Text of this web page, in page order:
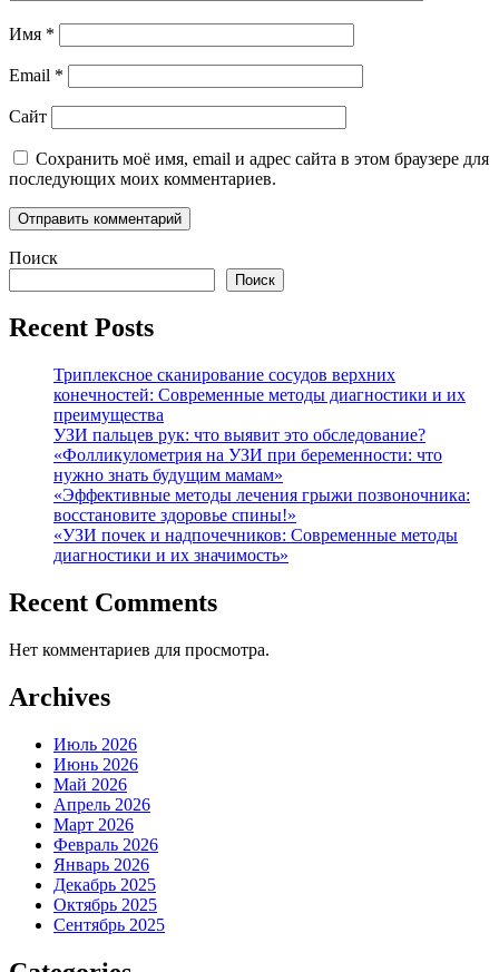
Имя *
Email *
Сайт
Сохранить моё имя, email и адрес сайта в этом браузере для
последующих моих комментариев.
Поиск
Поиск
Recent Posts
Триплексное сканирование сосудов верхних
конечностей: Современные методы диагностики и их
преимущества
УЗИ пальцев рук: что выявит это обследование?
«Фолликулометрия на УЗИ при беременности: что
нужно знать будущим мамам»
«Эффективные методы лечения грыжи позвоночника:
восстановите здоровье спины!»
«УЗИ почек и надпочечников: Современные методы
диагностики и их значимость»
Recent Comments
Нет комментариев для просмотра.
Archives
Июль 2026
Июнь 2026
Май 2026
Апрель 2026
Март 2026
Февраль 2026
Январь 2026
Декабрь 2025
Октябрь 2025
Сентябрь 2025